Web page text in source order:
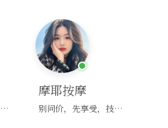
专业技师已就位，赶紧下单！
摩耶按摩
别问价，先享受，技师马上到！